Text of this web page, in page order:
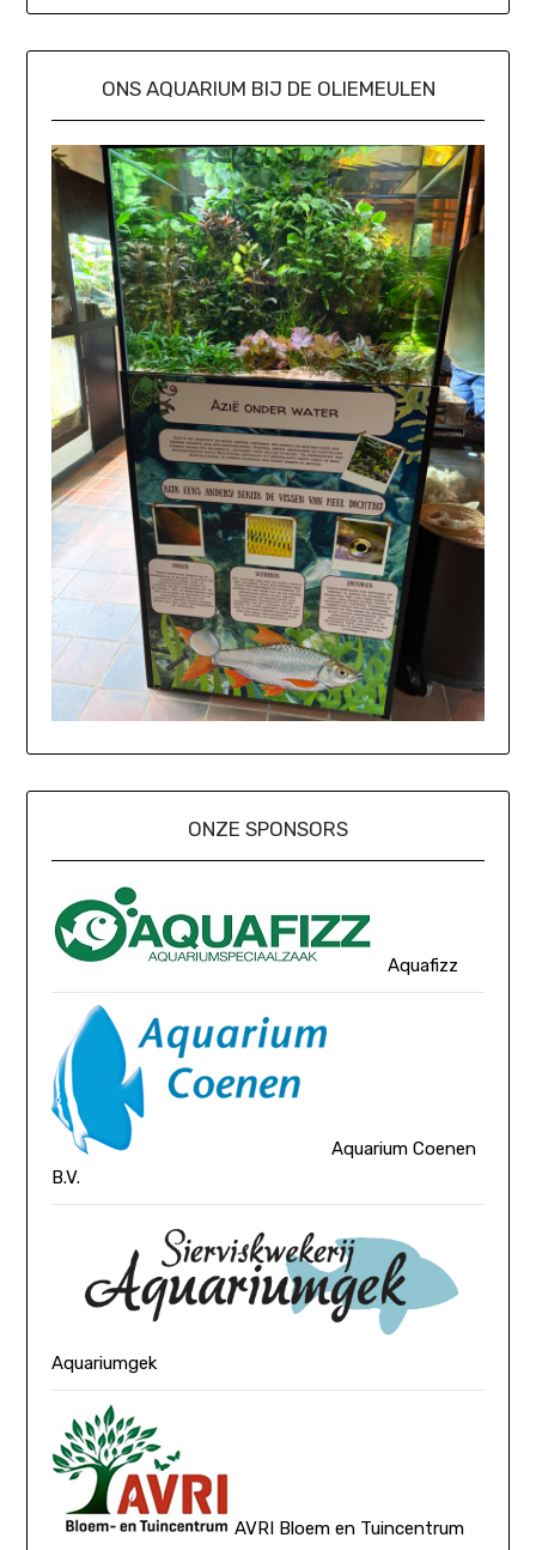
ONS AQUARIUM BIJ DE OLIEMEULEN
ONZE SPONSORS
Aquafizz
Aquarium Coenen
B.V.
Aquariumgek
AVRI Bloem en Tuincentrum